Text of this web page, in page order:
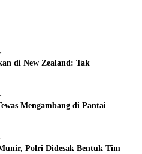
di New Zealand: Tak
Mengambang di Pantai
Polri Didesak Bentuk Tim